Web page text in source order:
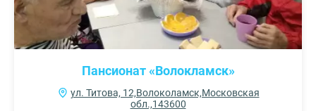
Пансионат «Волокламск»
ул. Титова, 12,Волоколамск,Московская
обл.,143600